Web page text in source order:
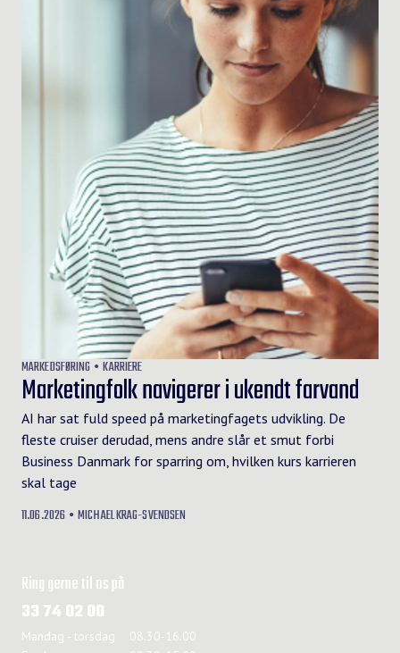
MARKEDSFØRING KARRIERE
Marketingfolk navigerer i ukendt farvand
AI har sat fuld speed på marketingfagets udvikling. De
fleste cruiser derudad, mens andre slår et smut forbi
Business Danmark for sparring om, hvilken kurs karrieren
skal tage
11.06.2026 MICHAEL KRAG-SVENDSEN
Ring gerne til os på
33 74 02 00
Mandag - torsdag
08.30-16.00